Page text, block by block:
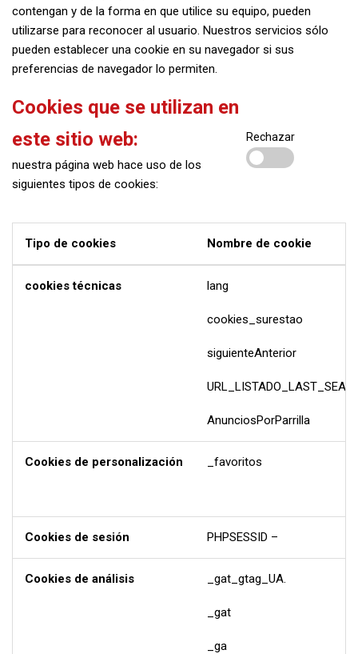
contengan y de la forma en que utilice su equipo, pueden
utilizarse para reconocer al usuario. Nuestros servicios sólo
pueden establecer una cookie en su navegador si sus
preferencias de navegador lo permiten.
Cookies que se utilizan en
este sitio web:
nuestra página web hace uso de los
siguientes tipos de cookies:
Rechazar
Tipo de cookies Nombre de cookie
cookies técnicas lang
cookies_surestao
siguienteAnterior
AnunciosPorParrilla
Cookies de personalización _favoritos
Cookies de sesión PHPSESSID –
Cookies de análisis _gat_gtag_UA.
_gat
_ga